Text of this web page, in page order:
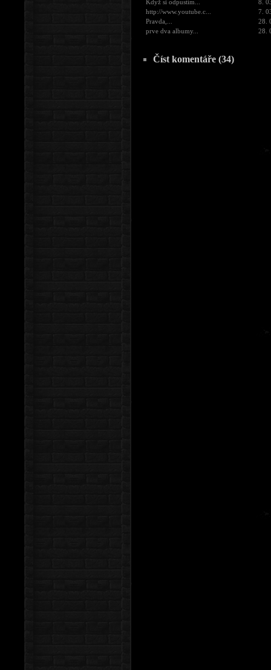
Když si odpustím...
8.
http://www.youtube.c...
7.
Pravda,...
28.
prve dva albumy...
28.
Číst komentáře (34)